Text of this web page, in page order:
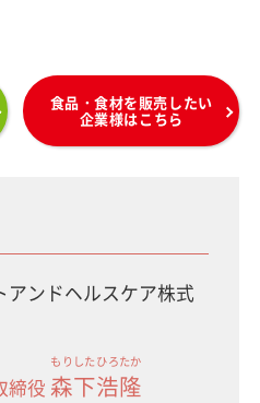
食品・食材を販売したい
企業様はこちら
アンドヘルスケア株式
締役 森下
もりした
浩隆
ひろたか